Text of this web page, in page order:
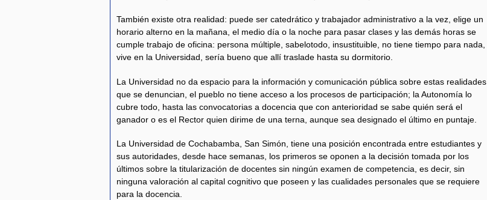
También existe otra realidad: puede ser catedrático y trabajador administrativo a la vez, elige un
horario alterno en la mañana, el medio día o la noche para pasar clases y las demás horas se
cumple trabajo de oficina: persona múltiple, sabelotodo, insustituible, no tiene tiempo para nada,
vive en la Universidad, sería bueno que allí traslade hasta su dormitorio.
La Universidad no da espacio para la información y comunicación pública sobre estas realidades
que se denuncian, el pueblo no tiene acceso a los procesos de participación; la Autonomía lo
cubre todo, hasta las convocatorias a docencia que con anterioridad se sabe quién será el
ganador o es el Rector quien dirime de una terna, aunque sea designado el último en puntaje.
La Universidad de Cochabamba, San Simón, tiene una posición encontrada entre estudiantes y
sus autoridades, desde hace semanas, los primeros se oponen a la decisión tomada por los
últimos sobre la titularización de docentes sin ningún examen de competencia, es decir, sin
ninguna valoración al capital cognitivo que poseen y las cualidades personales que se requiere
para la docencia.